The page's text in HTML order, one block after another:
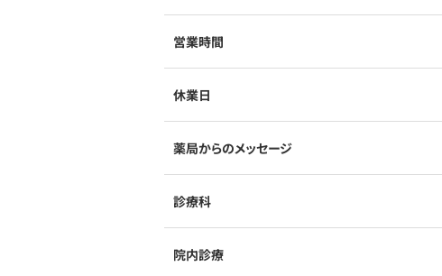
営業時間
休業日
薬局からのメッセージ
診療科
院内診療